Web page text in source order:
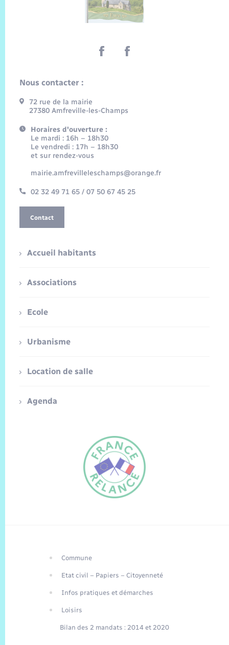
Traduction du
EN
Nous contacter :
72 rue de la mairie
27380 Amfreville-les-Champs
Horaires d'ouverture :
Le mardi : 16h – 18h30
Le vendredi : 17h – 18h30
et sur rendez-vous
mairie.amfrevilleleschamps@orange.fr
02 32 49 71 65 / 07 50 67 45 25
Contact
Accueil habitants
Associations
Ecole
Urbanisme
Location de salle
Agenda
Commune
Etat civil – Papiers – Citoyenneté
Infos pratiques et démarches
Loisirs
Bilan des 2 mandats : 2014 et 2020